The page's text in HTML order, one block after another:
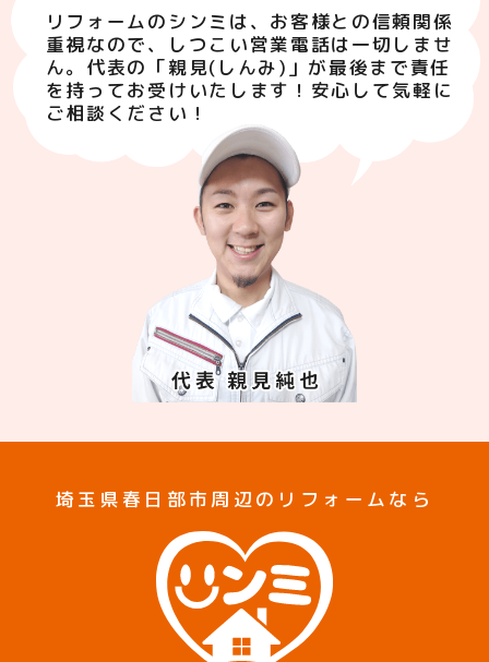
リフォームのシンミは、お客様との信頼関係
重視なので、しつこい営業電話は一切しませ
ん。代表の「親見(しんみ)」が最後まで責任
を持ってお受けいたします！安心して気軽に
ご相談ください！
埼玉県春日部市周辺のリフォームなら